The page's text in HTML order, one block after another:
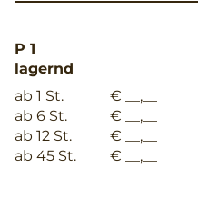
P 1
lagernd
ab 1 St.
€ __,__
ab 6 St.
€ __,__
ab 12 St.
€ __,__
ab 45 St.
€ __,__